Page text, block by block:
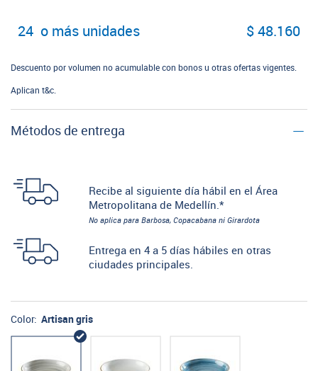
24 o más unidades $ 48.160
Descuento por volumen no acumulable con bonos u otras ofertas vigentes.
Aplican t&c.
Métodos de entrega
Recibe al siguiente día hábil en el Área
Metropolitana de Medellín.*
No aplica para Barbosa, Copacabana ni Girardota
Entrega en 4 a 5 días hábiles en otras
ciudades principales.
Color: Artisan gris